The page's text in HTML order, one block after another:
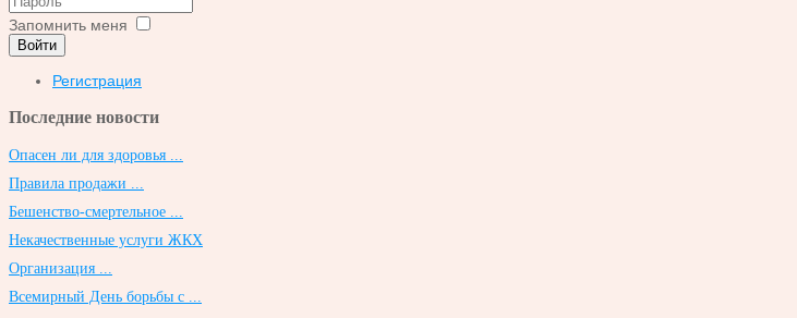
Запомнить меня
Войти
Регистрация
Последние новости
Опасен ли для здоровья ...
Правила продажи ...
Бешенство-смертельное ...
Некачественные услуги ЖКХ
Организация ...
Всемирный День борьбы с ...